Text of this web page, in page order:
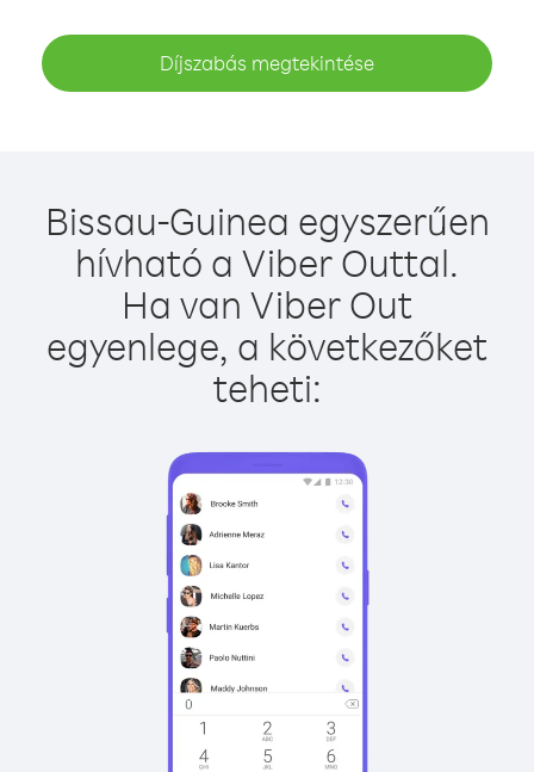
Díjszabás megtekintése
Bissau-Guinea egyszerűen
hívható a Viber Outtal.
Ha van Viber Out
egyenlege, a következőket
teheti: